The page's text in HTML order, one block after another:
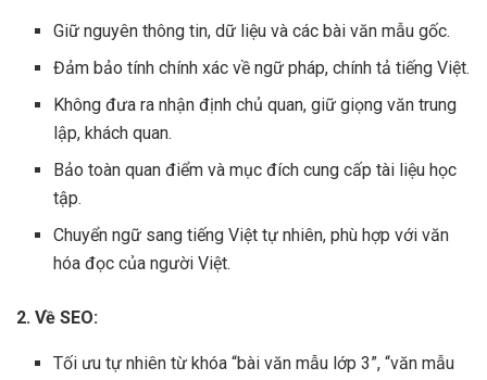
Giữ nguyên thông tin, dữ liệu và các bài văn mẫu gốc.
Đảm bảo tính chính xác về ngữ pháp, chính tả tiếng Việt.
Không đưa ra nhận định chủ quan, giữ giọng văn trung
lập, khách quan.
Bảo toàn quan điểm và mục đích cung cấp tài liệu học
tập.
Chuyển ngữ sang tiếng Việt tự nhiên, phù hợp với văn
hóa đọc của người Việt.
2. Về SEO:
Tối ưu tự nhiên từ khóa “bài văn mẫu lớp 3”, “văn mẫu